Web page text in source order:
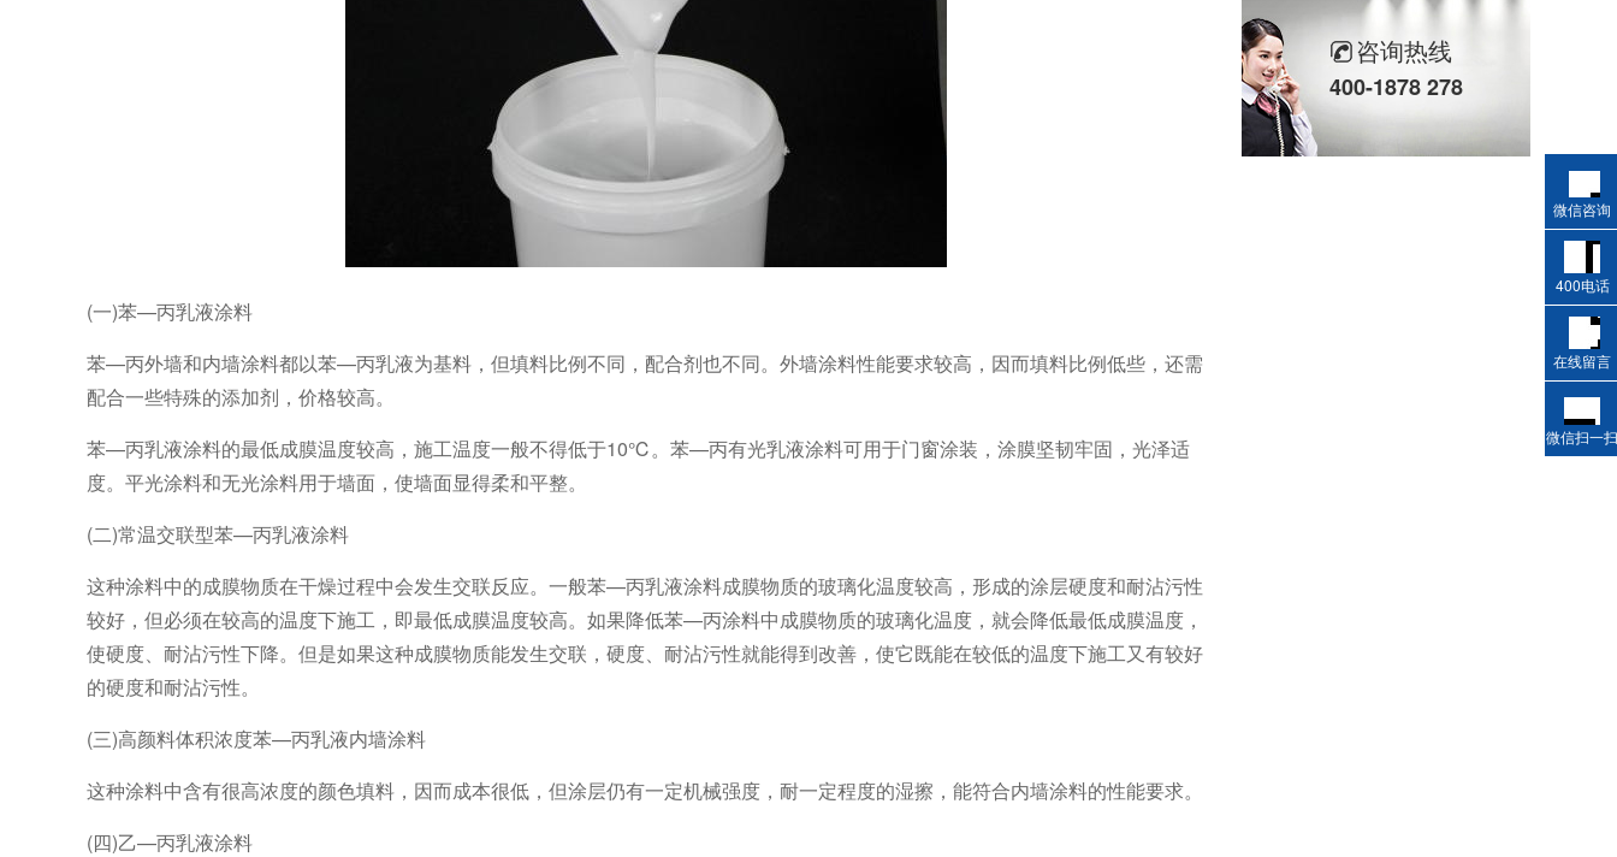
(一)苯—丙乳液涂料
苯—丙外墙和内墙涂料都以苯—丙乳液为基料，但填料比例不同，配合剂也不同。外墙涂料性能要求较高，因而填料比例低些，还需
配合一些特殊的添加剂，价格较高。
苯—丙乳液涂料的最低成膜温度较高，施工温度一般不得低于10℃。苯—丙有光乳液涂料可用于门窗涂装，涂膜坚韧牢固，光泽适
度。平光涂料和无光涂料用于墙面，使墙面显得柔和平整。
(二)常温交联型苯—丙乳液涂料
这种涂料中的成膜物质在干燥过程中会发生交联反应。一般苯—丙乳液涂料成膜物质的玻璃化温度较高，形成的涂层硬度和耐沾污性
较好，但必须在较高的温度下施工，即最低成膜温度较高。如果降低苯—丙涂料中成膜物质的玻璃化温度，就会降低最低成膜温度，
使硬度、耐沾污性下降。但是如果这种成膜物质能发生交联，硬度、耐沾污性就能得到改善，使它既能在较低的温度下施工又有较好
的硬度和耐沾污性。
(三)高颜料体积浓度苯—丙乳液内墙涂料
这种涂料中含有很高浓度的颜色填料，因而成本很低，但涂层仍有一定机械强度，耐一定程度的湿擦，能符合内墙涂料的性能要求。
(四)乙—丙乳液涂料
咨询热线
400-1878 278
微信咨询
400电话
在线留言
微信扫一扫